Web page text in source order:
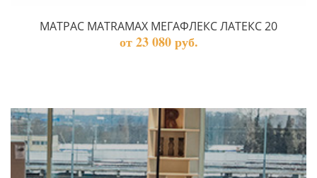
МАТРАС MATRAMAX МЕГАФЛЕКС ЛАТЕКС 20
от 23 080 руб.